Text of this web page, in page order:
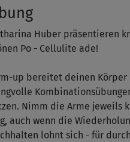
Huber präsentieren
Po - Cellulite ade!
up bereitet deinen
Nimm die Arme
auch wenn die
lohnt sich - für